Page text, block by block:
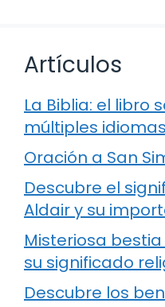
Artículos
La Biblia: el libro
múltiples idiomas
Oración a San
Descubre el
Aldair y su
Misteriosa
su significado
Descubre los